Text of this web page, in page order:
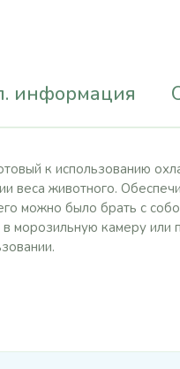
информация
к использованию
веса животного.
можно было брать с
морозильную камеру